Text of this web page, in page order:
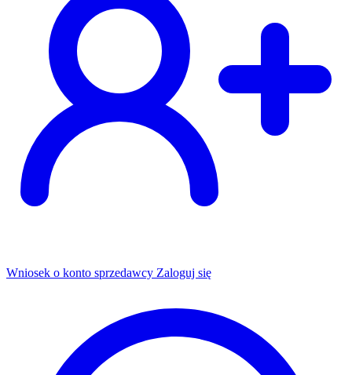
Wniosek o konto sprzedawcy Zaloguj się